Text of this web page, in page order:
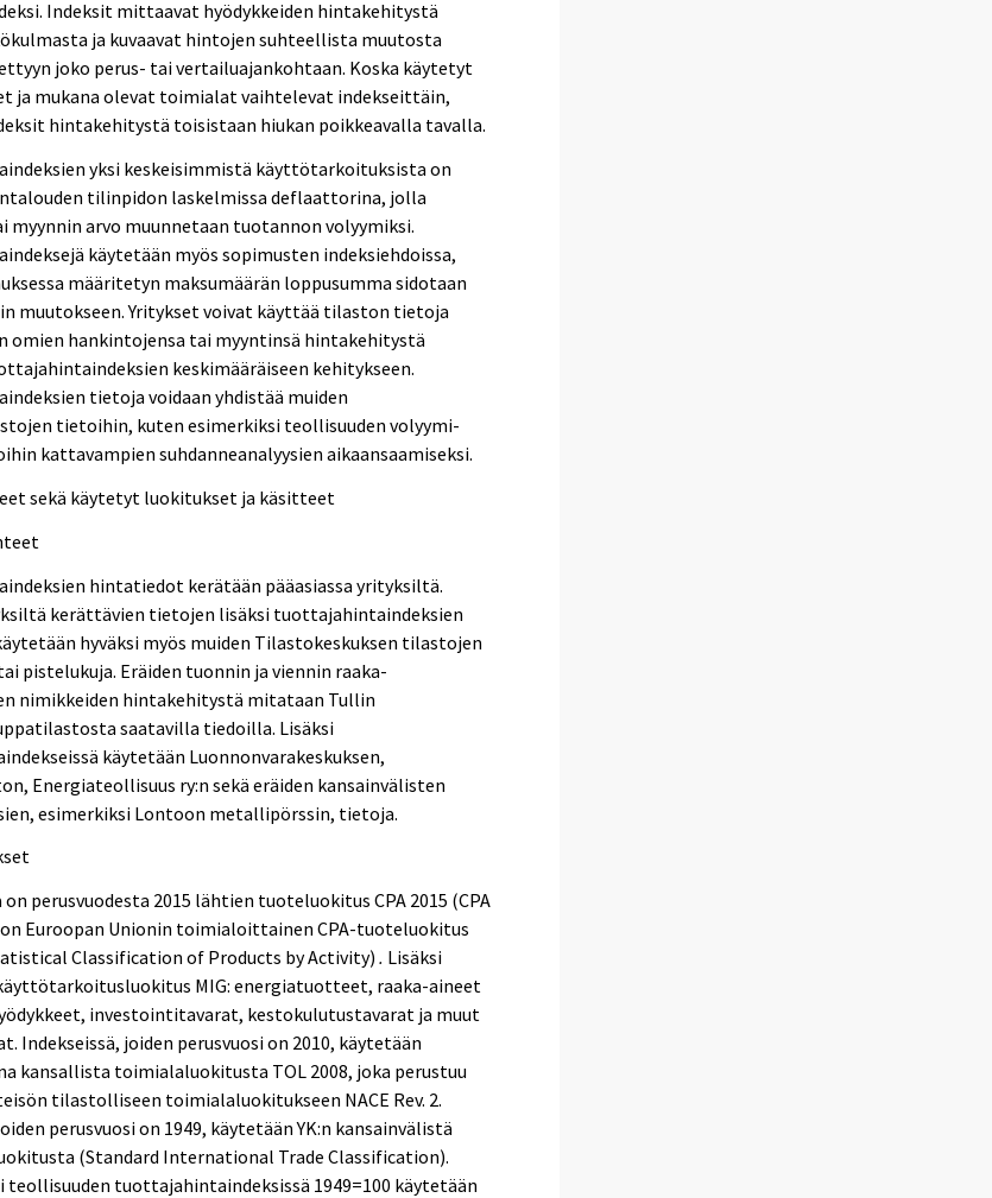
Indeksit mittaavat hyödykkeiden hintakehitystä
ja kuvaavat hintojen suhteellista muutosta
joko perus- tai vertailuajankohtaan. Koska käytetyt
ja mukana olevat toimialat vaihtelevat indekseittäin,
hintakehitystä toisistaan hiukan poikkeavalla tavalla.
yksi keskeisimmistä käyttötarkoituksista on
tilinpidon laskelmissa deflaattorina, jolla
myynnin arvo muunnetaan tuotannon volyymiksi.
käytetään myös sopimusten indeksiehdoissa,
määritetyn maksumäärän loppusumma sidotaan
muutokseen. Yritykset voivat käyttää tilaston tietoja
omien hankintojensa tai myyntinsä hintakehitystä
keskimääräiseen kehitykseen.
tietoja voidaan yhdistää muiden
tietoihin, kuten esimerkiksi teollisuuden volyymi-
kattavampien suhdanneanalyysien aikaansaamiseksi.
sekä käytetyt luokitukset ja käsitteet
hintatiedot kerätään pääasiassa yrityksiltä.
kerättävien tietojen lisäksi tuottajahintaindeksien
hyväksi myös muiden Tilastokeskuksen tilastojen
pistelukuja. Eräiden tuonnin ja viennin raaka-
nimikkeiden hintakehitystä mitataan Tullin
saatavilla tiedoilla. Lisäksi
käytetään Luonnonvarakeskuksen,
Energiateollisuus ry:n sekä eräiden kansainvälisten
esimerkiksi Lontoon metallipörssin, tietoja.
perusvuodesta 2015 lähtien tuoteluokitus CPA 2015 (CPA
on Euroopan Unionin toimialoittainen CPA-tuoteluokitus
Classification of Products by Activity). Lisäksi
MIG: energiatuotteet, raaka-aineet
investointitavarat, kestokulutustavarat ja muut
Indekseissä, joiden perusvuosi on 2010, käytetään
kansallista toimialaluokitusta TOL 2008, joka perustuu
tilastolliseen toimialaluokitukseen NACE Rev. 2.
perusvuosi on 1949, käytetään YK:n kansainvälistä
(Standard International Trade Classification).
teollisuuden tuottajahintaindeksissä 1949=100 käytetään